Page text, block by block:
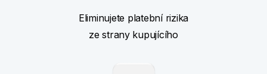
Eliminujete platební rizika
ze strany kupujícího